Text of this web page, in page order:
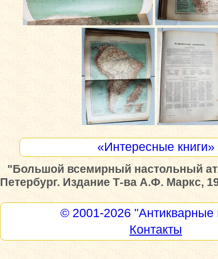
«Интересные книги»
"Большой всемирный настольный
Петербург. Издание Т-ва А.Ф. Маркс,
© 2001-2026 "Антикварные
Контакты